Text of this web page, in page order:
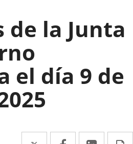
de la Junta
el día 9 de
Twitter
Enlace Facebook
EnlaceEnlace